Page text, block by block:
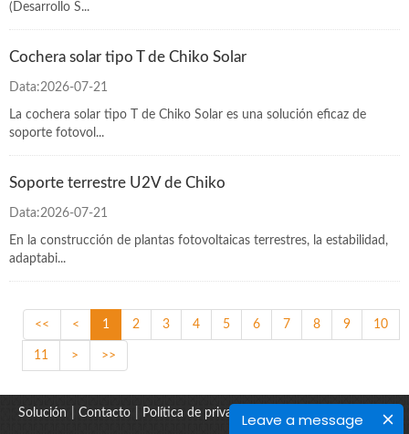
Leave a message
(Desarrollo S...
Cochera solar tipo T de Chiko Solar
Data:2026-07-21
La cochera solar tipo T de Chiko Solar es una solución eficaz de
soporte fotovol...
Soporte terrestre U2V de Chiko
Data:2026-07-21
En la construcción de plantas fotovoltaicas terrestres, la estabilidad,
adaptabi...
<< < 1 2 3 4 5 6 7 8 9 10
11 > >>
Solución Contacto Política de privacidad